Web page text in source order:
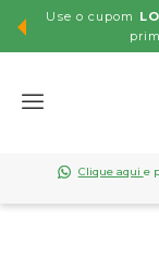
Use o cupom
Clique aqui e